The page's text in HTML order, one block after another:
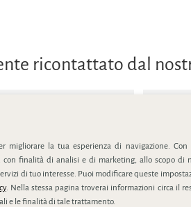
ricontattato dal
migliorare la tua esperienza di navigazione. Con
con finalità di analisi e di marketing, allo scopo di
di tuo interesse. Puoi modificare queste
. Nella stessa pagina troverai informazioni circa il
e le finalità di tale trattamento.